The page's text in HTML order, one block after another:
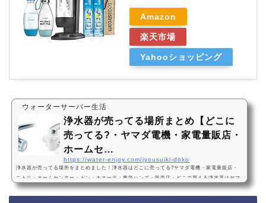
Amazon
楽天市場
Yahooショッピング
ウォーターサーバー生活
浄水器が売ってる場所まとめ【どこに
売ってる?・ヤマダ電機・家電量販店・
ホームセ…
https://water-enjoy.com/jyousuiki-doko
浄水器が売ってる場所をまとめました！浄水器はどこに売ってる?ヤマダ電機・家電量販店・
ニトリ・ホームセンター・ドン・キホーテ・東急ハンズ・販売店・どこで買える浄水器はヤマ
ダ電機などの家電量販店、ホームセンター、ドン・キホーテ、東急ハンズなどに売ってます！
店舗によっては売ってない店もあるので、Amazonや楽天などネット通販サイトで買うのもお